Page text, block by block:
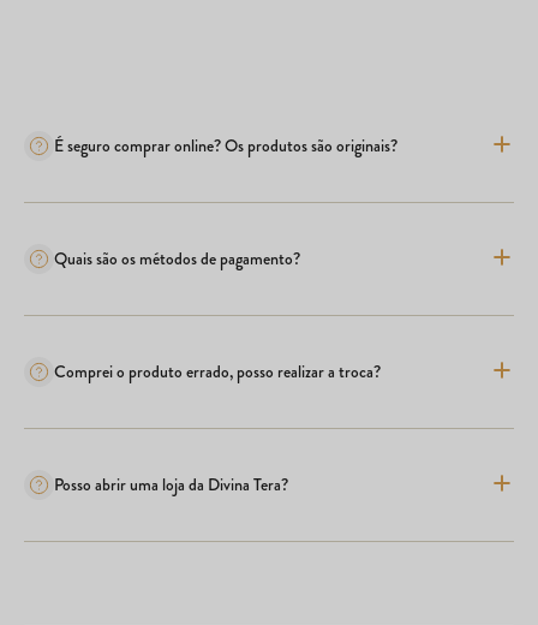
É seguro comprar online? Os produtos são originais?
Quais são os métodos de pagamento?
Comprei o produto errado, posso realizar a troca?
Posso abrir uma loja da Divina Tera?